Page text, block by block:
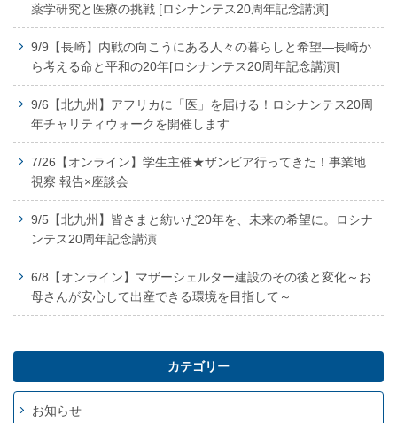
薬学研究と医療の挑戦 [ロシナンテス20周年記念講演]
9/9【長崎】内戦の向こうにある人々の暮らしと希望―長崎か
ら考える命と平和の20年[ロシナンテス20周年記念講演]
9/6【北九州】アフリカに「医」を届ける！ロシナンテス20周
年チャリティウォークを開催します
7/26【オンライン】学生主催★ザンビア行ってきた！事業地
視察 報告×座談会
9/5【北九州】皆さまと紡いだ20年を、未来の希望に。ロシナ
ンテス20周年記念講演
6/8【オンライン】マザーシェルター建設のその後と変化～お
母さんが安心して出産できる環境を目指して～
カテゴリー
お知らせ